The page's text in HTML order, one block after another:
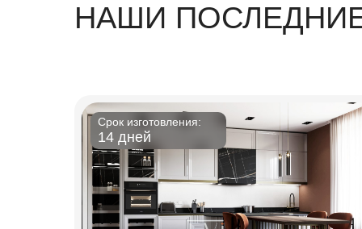
НАШИ
Срок изготовления:
14 дней